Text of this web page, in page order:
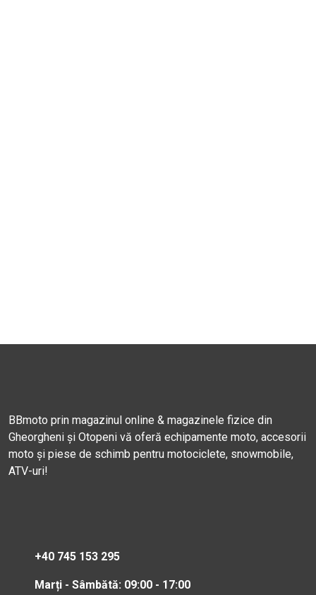
BBmoto prin magazinul online & magazinele fizice din
Gheorgheni și Otopeni vă oferă echipamente moto, accesorii
moto și piese de schimb pentru motociclete, snowmobile,
ATV-uri!
+40 745 153 295
Marți - Sâmbătă: 09:00 - 17:00